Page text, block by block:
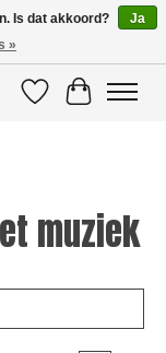
VerlanglijstWinkelwagen
muziek
Is dat akkoord?
Ja
»